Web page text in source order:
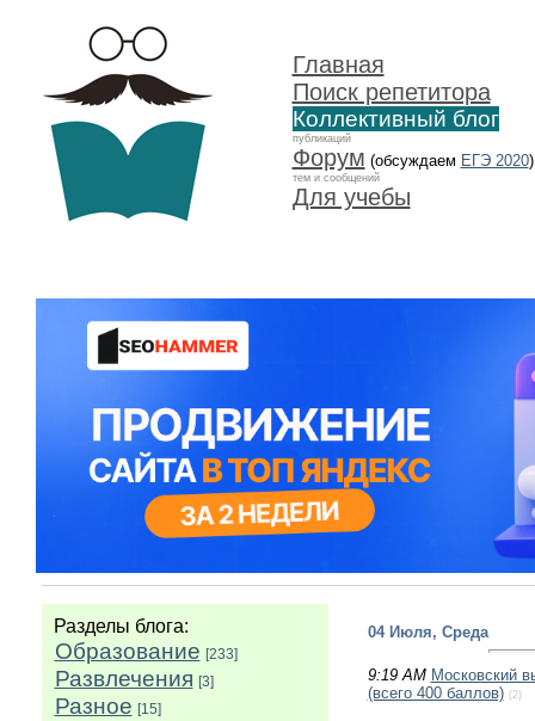
Главная
Поиск репетитора
Коллективный блог
публикаций
Форум (обсуждаем ЕГЭ 2020)
тем и сообщений
Для учебы
Разделы блога:
Образование [233]
Развлечения [3]
Разное [15]
04 Июля, Среда
9:19 AM Московский
(всего 400 баллов) (2)